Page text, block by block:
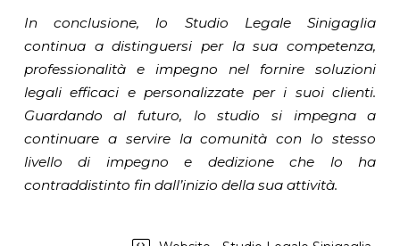
In conclusione, lo Studio Legale Sinigaglia
continua a distinguersi per la sua competenza,
professionalità e impegno nel fornire soluzioni
legali efficaci e personalizzate per i suoi clienti.
Guardando al futuro, lo studio si impegna a
continuare a servire la comunità con lo stesso
livello di impegno e dedizione che lo ha
contraddistinto fin dall’inizio della sua attività.